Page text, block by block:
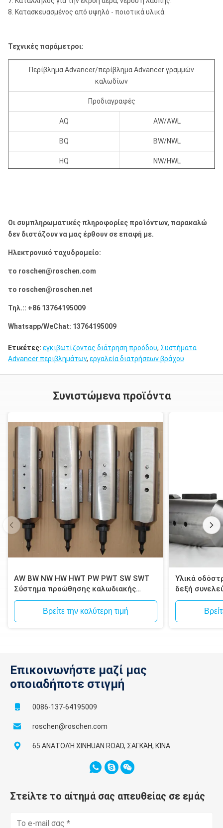
8. Κατασκευασμένος από υψηλό - ποιοτικά υλικά.
Τεχνικές παράμετροι:
Περίβλημα Advancer/περίβλημα Advancer γραμμών
καλωδίων
Προδιαγραφές
AQ AW/AWL
BQ BW/NWL
HQ NW/HWL
ΤΕΤΡΑΓΩΝΟΣ
UQ
ZQ
Οι συμπληρωματικές πληροφορίες προϊόντων, παρακαλώ
δεν διστάζουν να μας έρθουν σε επαφή με.
Ηλεκτρονικό ταχυδρομείο:
το roschen@roschen.com
το roschen@roschen.net
Τηλ.:: +86 13764195009
Whatsapp/WeChat: 13764195009
Ετικέτες: εγκιβωτίζοντας διάτρηση προόδου, Συστήματα
Advancer περιβλημάτων, εργαλεία διατρήσεων βράχου
Συνιστώμενα προϊόντα
AW BW NW HW HWT PW PWT SW SWT
Σύστημα προώθησης καλωδιακής
θήκης
Βρείτε την καλύτερη τιμή
Υλικά
δεξή
τρυπάνι που
τρυπούν
Επικοινωνήστε μαζί μας
οποιαδήποτε στιγμή
0086-137-64195009
roschen@roschen.com
65 ΑΝΑΤΟΛΉ XINHUAN ROAD, ΣΑΓΚΆΗ, ΚΊΝΑ
Στείλτε το αίτημά σας απευθείας σε εμάς